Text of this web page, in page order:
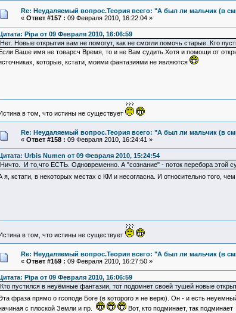
Re: Неудаляемый вопрос.Теория всего: "А был ли мальчик (в
« Ответ #157 : 09 Февраля 2010, 16:22:04 »
Цитата: Pipa от 09 Февраля 2010, 16:06:59
Нет. Новые открытия вам не помогут, как не смогли помочь старые. Кто
Если Ваше имя не товарсч Время, то и не Вам судить.Хотя и помощи от
которые, кстати, моими фантазиями не являются
Истина в том, что истины не существует
Re: Неудаляемый вопрос.Теория всего: "А был ли мальчик (в
« Ответ #158 : 09 Февраля 2010, 16:24:41 »
Цитата: Urbis Numen от 09 Февраля 2010, 15:24:54
Ничто. И то,что ЕСТЬ. Одновременно. А "сознание" - поток перебора этой
я, кстати, в некоторых местах с КМ и несогласна. И относительно того,
Истина в том, что истины не существует
Re: Неудаляемый вопрос.Теория всего: "А был ли мальчик (в
« Ответ #159 : 09 Февраля 2010, 16:27:50 »
Цитата: Pipa от 09 Февраля 2010, 16:06:59
Кто пустился в неуёмные фантазии, тот подомнет своей тушей новые
фраза прямо о гсоподе Боге (в которого я не верю). Он - и есть
с плоской Земли и пр.
Вот, кто подминает, так подминает